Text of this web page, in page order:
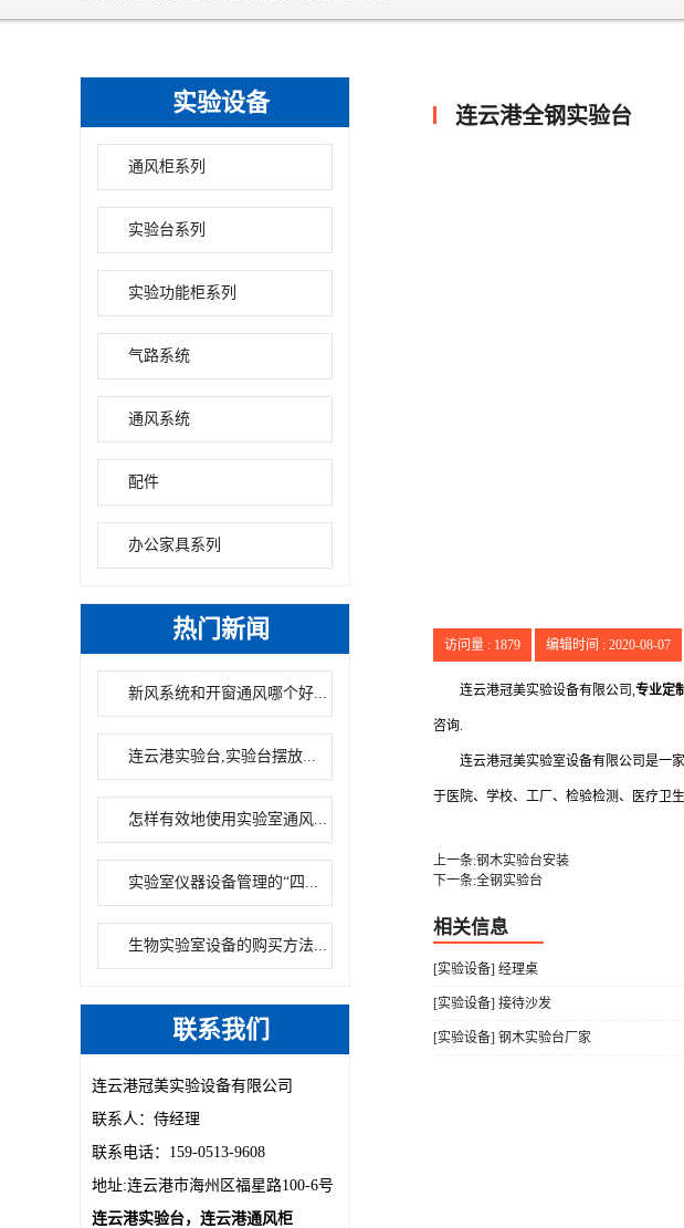
实验设备
通风柜系列
实验台系列
实验功能柜系列
气路系统
通风系统
配件
办公家具系列
热门新闻
新风系统和开窗通风哪个好...
连云港实验台,实验台摆放...
怎样有效地使用实验室通风...
实验室仪器设备管理的“四...
生物实验室设备的购买方法...
联系我们
连云港冠美实验设备有限公司
联系人：侍经理
联系电话：159-0513-9608
地址:连云港市海州区福星路100-6号
连云港实验台，连云港通风柜
连云港全钢实验台
访问量 : 1879 编辑时间 : 2020-08-07
连云港冠美实验设备有限公司,专业定
咨询.
连云港冠美实验室设备有限公司是一家
于医院、学校、工厂、检验检测、医疗卫
上一条:钢木实验台安装
下一条:全钢实验台
相关信息
[实验设备] 经理桌
[实验设备] 接待沙发
[实验设备] 钢木实验台厂家